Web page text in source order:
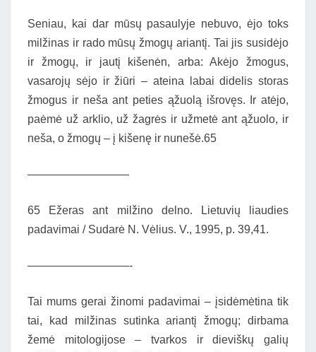
Seniau, kai dar mūsų pasaulyje nebuvo, ėjo toks
milžinas ir rado mūsų žmogų ariantį. Tai jis susidėjo
ir žmogų, ir jautį kišenėn, arba: Akėjo žmogus,
vasarojų sėjo ir žiūri – ateina labai didelis storas
žmogus ir neša ant peties ąžuolą išrovęs. Ir atėjo,
paėmė už arklio, už žagrės ir užmetė ant ąžuolo, ir
neša, o žmogų – į kišenę ir nunešė.65
—————————
65 Ežeras ant milžino delno. Lietuvių liaudies
padavimai / Sudarė N. Vėlius. V., 1995, p. 39,41.
—————————-
Tai mums gerai žinomi padavimai – įsidėmėtina tik
tai, kad milžinas sutinka ariantį žmogų; dirbama
žemė mitologijose – tvarkos ir dieviškų galių